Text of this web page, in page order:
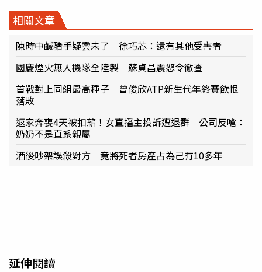
相關文章
陳時中鹹豬手疑雲未了 徐巧芯：還有其他受害者
國慶煙火無人機隊全陸製 蘇貞昌震怒令徹查
首戰對上同組最高種子 曾俊欣ATP新生代年終賽飲恨
落敗
返家奔喪4天被扣薪！女直播主投訴遭退群 公司反嗆：
奶奶不是直系親屬
酒後吵架誤殺對方 竟將死者房產占為己有10多年
延伸閱讀